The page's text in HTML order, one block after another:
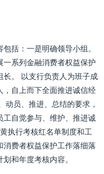
括：一是明确领导小组。
系列金融消费者权益保护
长。 以支行负责人为班子成
，自上而下全面推进诚信经
动员、推进、总结的要求，
自觉参与、维护、推进诚
执行考核红名单制度和工
费者权益保护工作落细落
和年度考核内容。